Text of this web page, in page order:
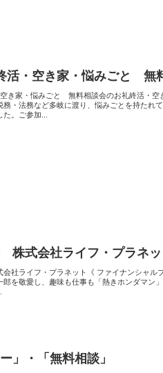
・空き家・悩みごと 無
き家・悩みごと 無料相談会のお礼終活・
務・法務など多岐に渡り、悩みごとを持たれ
。ご参加...
株式会社ライフ・プラネッ
社ライフ・プラネット《 ファイナンシャル
郎を敬愛し、趣味も仕事も「熱きホンダマン
」・「無料相談」